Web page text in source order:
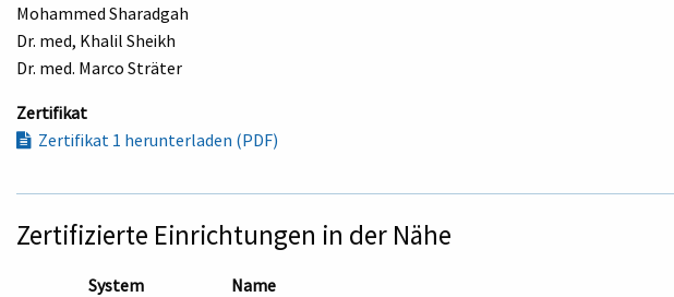
Mohammed Sharadgah
Dr. med, Khalil Sheikh
Dr. med. Marco Sträter
Zertifikat
Zertifikat 1 herunterladen (PDF)
Zertifizierte Einrichtungen in der Nähe
System Name